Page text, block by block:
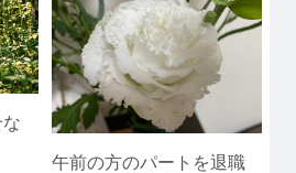
午前の方のパートを退職